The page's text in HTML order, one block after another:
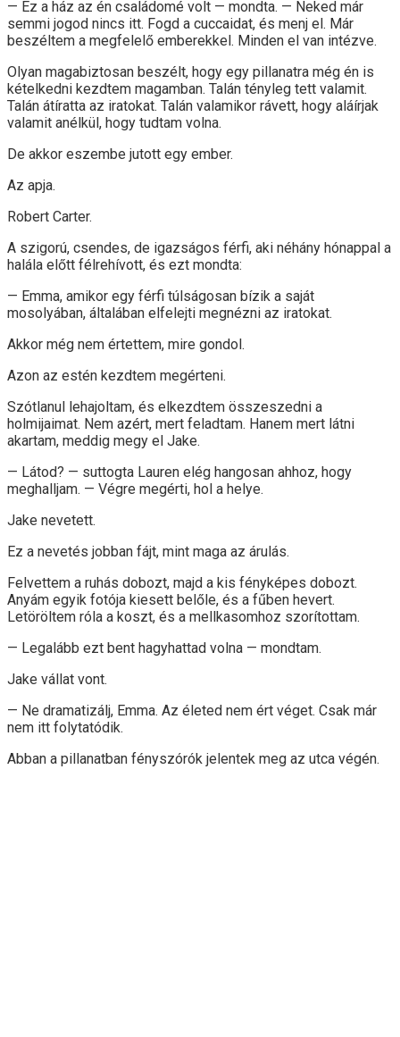
— Ez a ház az én családomé volt — mondta. — Neked már
semmi jogod nincs itt. Fogd a cuccaidat, és menj el. Már
beszéltem a megfelelő emberekkel. Minden el van intézve.
Olyan magabiztosan beszélt, hogy egy pillanatra még én is
kételkedni kezdtem magamban. Talán tényleg tett valamit.
Talán átíratta az iratokat. Talán valamikor rávett, hogy aláírjak
valamit anélkül, hogy tudtam volna.
De akkor eszembe jutott egy ember.
Az apja.
Robert Carter.
A szigorú, csendes, de igazságos férfi, aki néhány hónappal a
halála előtt félrehívott, és ezt mondta:
— Emma, amikor egy férfi túlságosan bízik a saját
mosolyában, általában elfelejti megnézni az iratokat.
Akkor még nem értettem, mire gondol.
Azon az estén kezdtem megérteni.
Szótlanul lehajoltam, és elkezdtem összeszedni a
holmijaimat. Nem azért, mert feladtam. Hanem mert látni
akartam, meddig megy el Jake.
— Látod? — suttogta Lauren elég hangosan ahhoz, hogy
meghalljam. — Végre megérti, hol a helye.
Jake nevetett.
Ez a nevetés jobban fájt, mint maga az árulás.
Felvettem a ruhás dobozt, majd a kis fényképes dobozt.
Anyám egyik fotója kiesett belőle, és a fűben hevert.
Letöröltem róla a koszt, és a mellkasomhoz szorítottam.
— Legalább ezt bent hagyhattad volna — mondtam.
Jake vállat vont.
— Ne dramatizálj, Emma. Az életed nem ért véget. Csak már
nem itt folytatódik.
Abban a pillanatban fényszórók jelentek meg az utca végén.